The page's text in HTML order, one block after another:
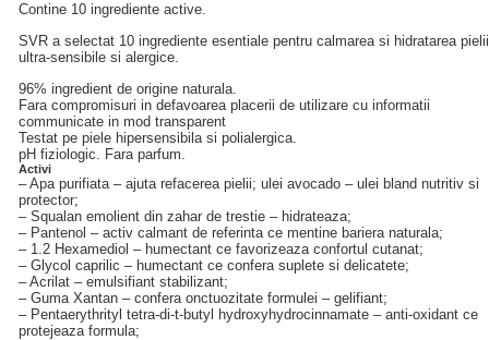
Contine 10 ingrediente active.
SVR a selectat 10 ingrediente esentiale pentru calmarea si hidratarea pielii
ultra-sensibile si alergice.
96% ingredient de origine naturala.
Fara compromisuri in defavoarea placerii de utilizare cu informatii
communicate in mod transparent
Testat pe piele hipersensibila si polialergica.
pH fiziologic. Fara parfum.
Activi
– Apa purifiata – ajuta refacerea pielii; ulei avocado – ulei bland nutritiv si
protector;
– Squalan emolient din zahar de trestie – hidrateaza;
– Pantenol – activ calmant de referinta ce mentine bariera naturala;
– 1.2 Hexamediol – humectant ce favorizeaza confortul cutanat;
– Glycol caprilic – humectant ce confera suplete si delicatete;
– Acrilat – emulsifiant stabilizant;
– Guma Xantan – confera onctuozitate formulei – gelifiant;
– Pentaerythrityl tetra-di-t-butyl hydroxyhydrocinnamate – anti-oxidant ce
protejeaza formula;